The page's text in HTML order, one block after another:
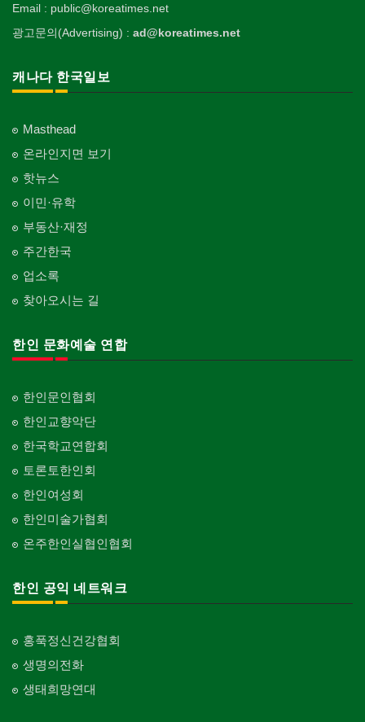
Email : public@koreatimes.net
광고문의(Advertising) : ad@koreatimes.net
캐나다 한국일보
Masthead
온라인지면 보기
핫뉴스
이민·유학
부동산·재정
주간한국
업소록
찾아오시는 길
한인 문화예술 연합
한인문인협회
한인교향악단
한국학교연합회
토론토한인회
한인여성회
한인미술가협회
온주한인실협인협회
한인 공익 네트워크
홍푹정신건강협회
생명의전화
생태희망연대